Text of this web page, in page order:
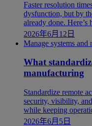
Faster resolution
dysfunction, but by
already done.
2026年6月12日
Manage systems and
What
manufacturing
Standardize remote
security, visibility,
while keeping
2026年6月5日